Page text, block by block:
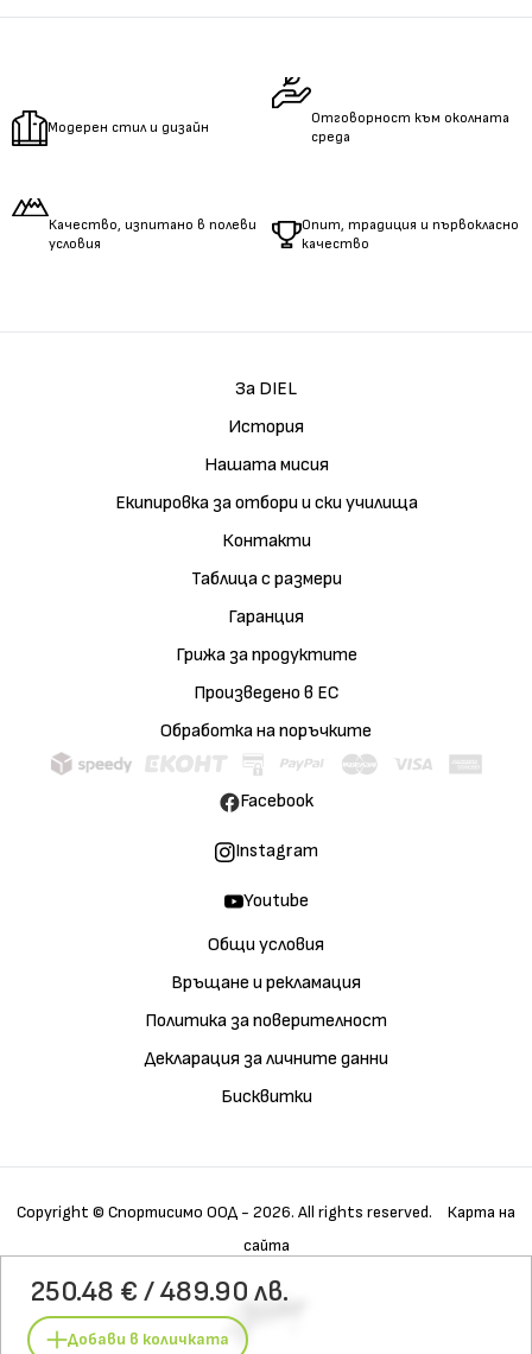
Галерия
Характеристики
Технологии
250.48 € / 489.90 лв.
Добави в количката
Модерен стил и дизайн
Отговорност към околната
среда
Качество, изпитано в полеви
условия
Опит, традиция и първокласно
качество
За DIEL
История
Нашата мисия
Екипировка за отбори и ски училища
Контакти
Таблица с размери
Гаранция
Грижа за продуктите
Произведено в ЕС
Обработка на поръчките
Общи условия
Връщане и рекламация
Политика за поверителност
Декларация за личните данни
Бисквитки
Facebook
Instagram
Youtube
Copyright © Спортисимо ООД - 2026. All rights reserved.
Карта на
сайта